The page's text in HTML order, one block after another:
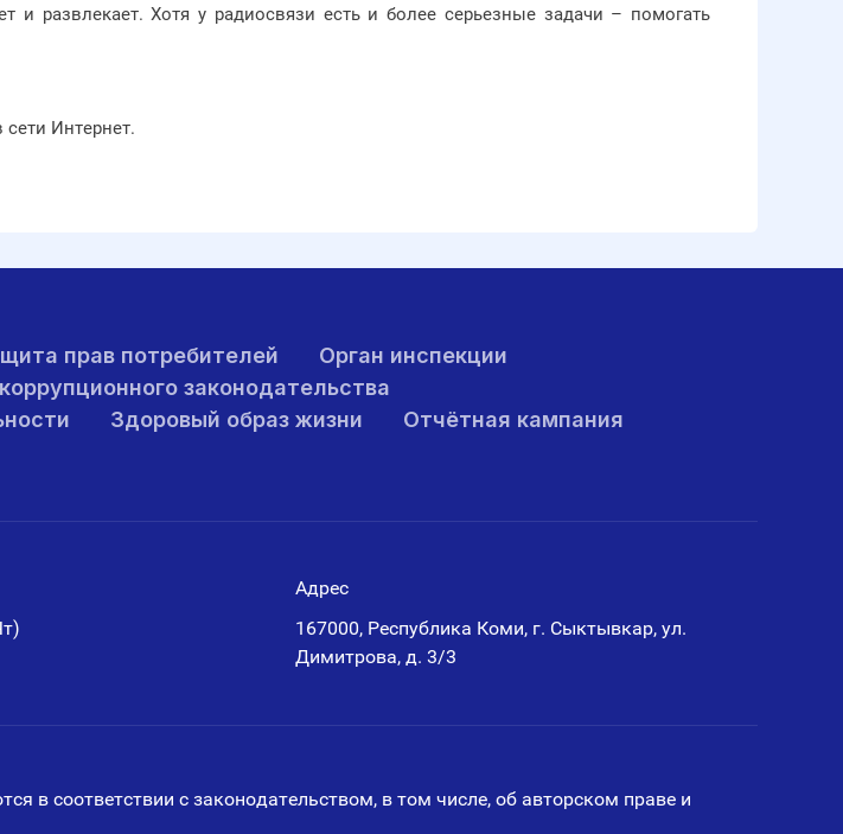
и развлекает. Хотя у радиосвязи есть и более серьезные задачи – помогать
Интернет.
прав потребителей
Орган инспекции
законодательства
Здоровый образ жизни
Отчётная кампания
Адрес
167000, Республика Коми, г. Сыктывкар, ул.
Димитрова, д. 3/3
в соответствии с законодательством, в том числе, об авторском праве и